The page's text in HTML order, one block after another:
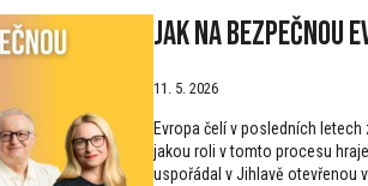
Jak na bezpečnou
11. 5. 2026
Evropa čelí v posledních
jakou roli v tomto procesu
uspořádal v Jihlavě otevřenou